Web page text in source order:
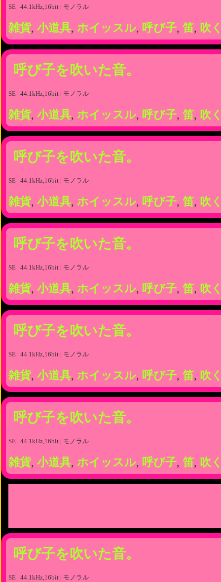
SE | 44.1kHz,16bit | モノラル |
雑貨, 小道具, ホイッスル, 呼び子, 笛, 吹
呼び子を吹いた音。
SE | 44.1kHz,16bit | モノラル |
雑貨, 小道具, ホイッスル, 呼び子, 笛, 吹
呼び子を吹いた音。
SE | 44.1kHz,16bit | モノラル |
雑貨, 小道具, ホイッスル, 呼び子, 笛, 吹
呼び子を吹いた音。
SE | 44.1kHz,16bit | モノラル |
雑貨, 小道具, ホイッスル, 呼び子, 笛, 吹
呼び子を吹いた音。
SE | 44.1kHz,16bit | モノラル |
雑貨, 小道具, ホイッスル, 呼び子, 笛, 吹
呼び子を吹いた音。
SE | 44.1kHz,16bit | モノラル |
雑貨, 小道具, ホイッスル, 呼び子, 笛, 吹
呼び子を吹いた音。
SE | 44.1kHz,16bit | モノラル |